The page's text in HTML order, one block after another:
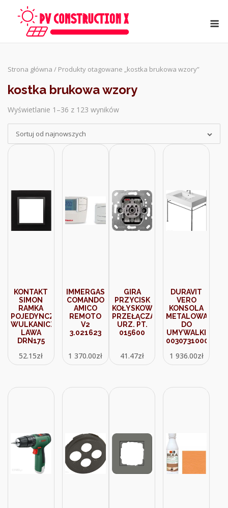
Strona główna / Produkty otagowane „kostka brukowa wzory”
kostka brukowa wzory
Wyświetlanie 1–36 z 123 wyników
latest
Sortuj od najnowszych
KONTAKT
SIMON
RAMKA
POJEDYNCZA
WULKANICZNA
LAWA
DRN175
52.15zł
IMMERGAS
COMANDO
AMICO
REMOTO
V2
3.021623
1 370.00zł
GIRA
PRZYCISK
KOŁYSKOWY
PRZEŁĄCZALNY
URZ. PT.
015600
41.47zł
DURAVIT
VERO
KONSOLA
METALOWA
DO
UMYWALKI
0030731000
1 936.00zł